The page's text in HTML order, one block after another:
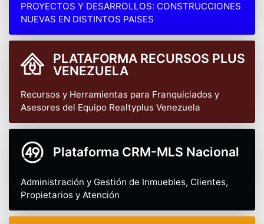
PROYECTOS Y DESARROLLOS: CONSTRUCCIONES
NUEVAS EN DISTINTOS PAISES
PLATAFORMA RECURSOS PLUS
VENEZUELA
Recursos y Herramientas para Franquiciados y
Asesores del Equipo Realtyplus Venezuela
Plataforma CRM-MLS Nacional
Administración y Gestión de Inmuebles, Clientes,
Propietarios y Atención